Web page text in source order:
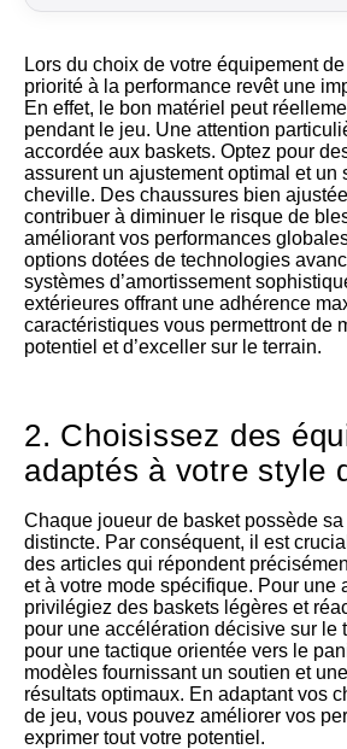
Lors du choix de votre équipement
priorité à la performance revêt une
En effet, le bon matériel peut
pendant le jeu. Une attention
accordée aux baskets. Optez pour
assurent un ajustement optimal et un
cheville. Des chaussures bien
contribuer à diminuer le risque de
améliorant vos performances
options dotées de technologies
systèmes d’amortissement
extérieures offrant une adhérence
caractéristiques vous permettront de
potentiel et d’exceller sur le terrain.
2. Choisissez des
adaptés à votre style
Chaque joueur de basket possède
distincte. Par conséquent, il est
des articles qui répondent
et à votre mode spécifique. Pour une
privilégiez des baskets légères et
pour une accélération décisive sur le
pour une tactique orientée vers le
modèles fournissant un soutien et
résultats optimaux. En adaptant vos
de jeu, vous pouvez améliorer vos
exprimer tout votre potentiel.